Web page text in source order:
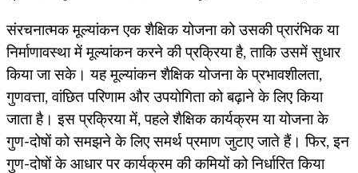
संरचनात्मक मूल्यांकन एक शैक्षिक योजना को उसकी प्रारंभिक या
निर्माणावस्था में मूल्यांकन करने की प्रक्रिया है, ताकि उसमें सुधार
किया जा सके। यह मूल्यांकन शैक्षिक योजना के प्रभावशीलता,
गुणवत्ता, वांछित परिणाम और उपयोगिता को बढ़ाने के लिए किया
जाता है। इस प्रक्रिया में, पहले शैक्षिक कार्यक्रम या योजना के
गुण-दोषों को समझने के लिए समर्थ प्रमाण जुटाए जाते हैं। फिर, इन
गुण-दोषों के आधार पर कार्यक्रम की कमियों को निर्धारित किया